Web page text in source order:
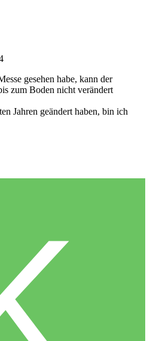
gesehen habe, kann der
zum Boden nicht verändert
Jahren geändert haben, bin ich